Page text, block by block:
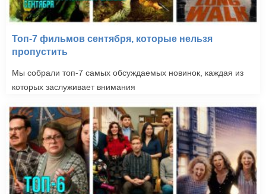
Топ-7 фильмов сентября, которые нельзя
пропустить
Мы собрали топ-7 самых обсуждаемых новинок, каждая из
которых заслуживает внимания